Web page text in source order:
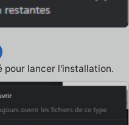
pour lancer l'installation.